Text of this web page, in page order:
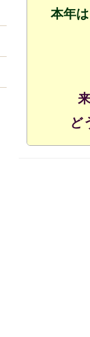
本年
ど